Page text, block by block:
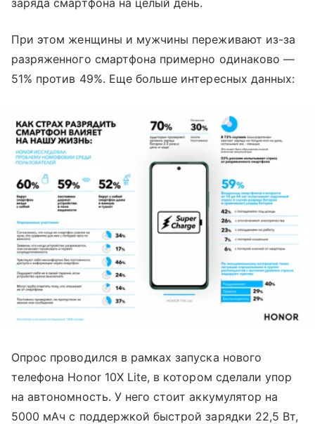
При этом женщины и мужчины переживают из-за
разряженного смартфона примерно одинаково —
51% против 49%. Еще больше интересных данных:
Опрос проводился в рамках запуска нового
телефона Honor 10X Lite, в котором сделали упор
на автономность. У него стоит аккумулятор на
5000 мАч с поддержкой быстрой зарядки 22,5 Вт,